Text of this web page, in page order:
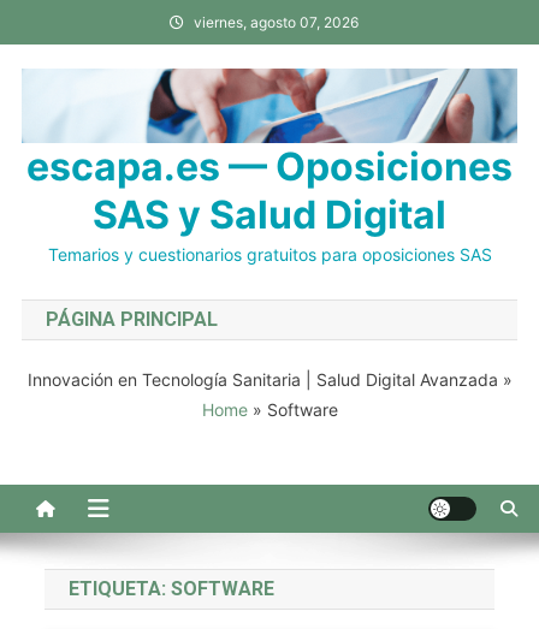
al
contenido
viernes, agosto 07, 2026
escapa.es — Oposiciones
SAS y Salud Digital
Temarios y cuestionarios gratuitos para oposiciones SAS
PÁGINA PRINCIPAL
Innovación en Tecnología Sanitaria | Salud Digital Avanzada »
Home » Software
ETIQUETA:SOFTWARE